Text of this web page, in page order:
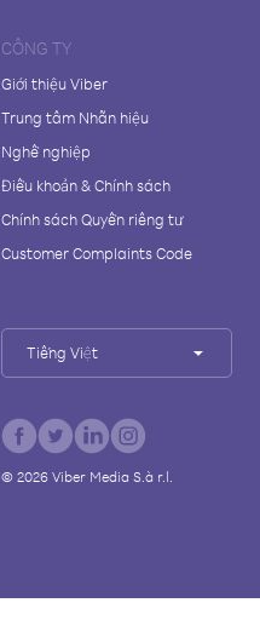
CÔNG TY
Giới thiệu Viber
Trung tâm Nhãn hiệu
Nghề nghiệp
Điều khoản & Chính sách
Chính sách Quyền riêng tư
Customer Complaints Code
Tiếng Việt
© 2026Viber Media S.à r.l.